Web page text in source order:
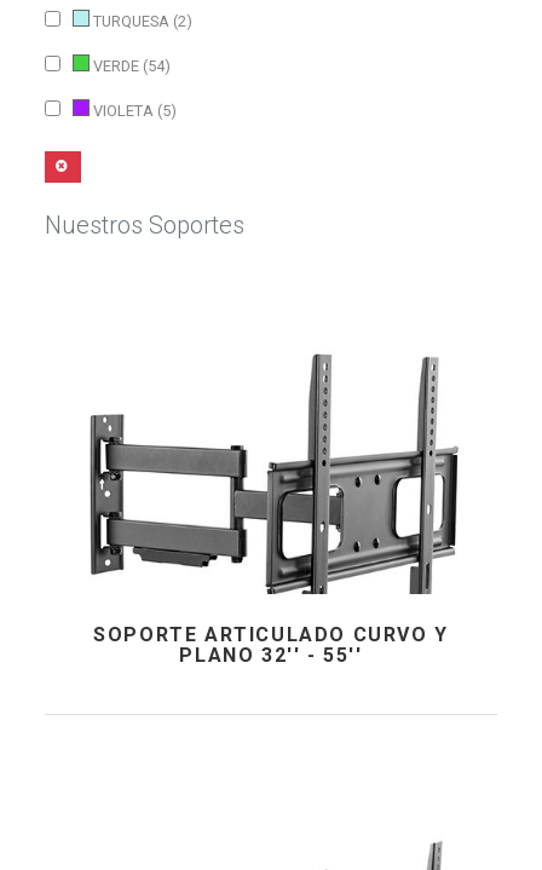
TURQUESA (2)
VERDE (54)
VIOLETA (5)
Nuestros Soportes
SOPORTE ARTICULADO CURVO Y
PLANO 32'' - 55''